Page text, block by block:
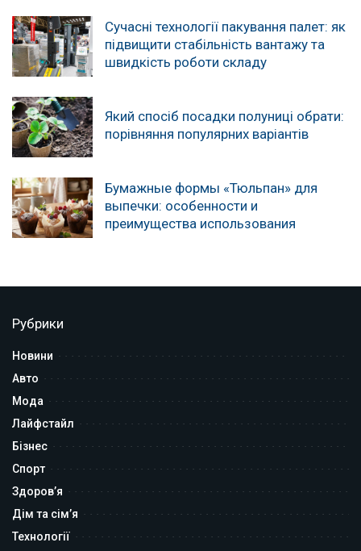
Сучасні технології пакування палет: як
підвищити стабільність вантажу та
швидкість роботи складу
Який спосіб посадки полуниці обрати:
порівняння популярних варіантів
Бумажные формы «Тюльпан» для
выпечки: особенности и
преимущества использования
Рубрики
Новини
Авто
Мода
Лайфстайл
Бізнес
Спорт
Здоров’я
Дім та сім’я
Технології